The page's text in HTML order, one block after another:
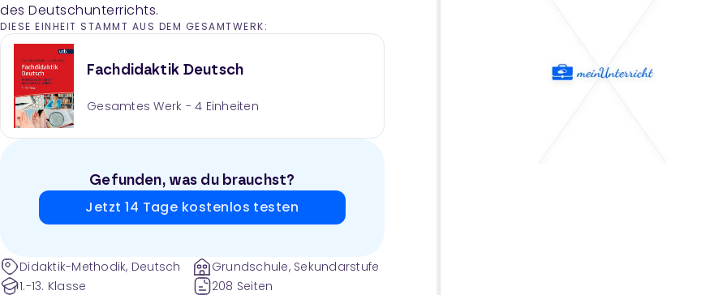
des Deutschunterrichts.
DIESE EINHEIT STAMMT AUS DEM GESAMTWERK:
Fachdidaktik Deutsch
Gesamtes Werk - 4 Einheiten
Gefunden, was du brauchst?
Jetzt 14 Tage kostenlos testen
Didaktik-Methodik, Deutsch
1.-13. Klasse
Grundschule, Sekundarstufe
208 Seiten